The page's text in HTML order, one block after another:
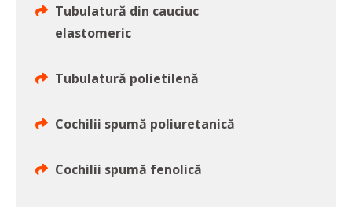
Tubulatură din cauciuc
elastomeric
Tubulatură polietilenă
Cochilii spumă poliuretanică
Cochilii spumă fenolică